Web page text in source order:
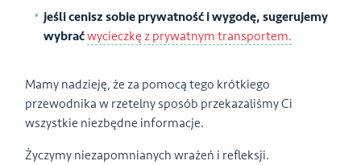
jeśli cenisz sobie prywatność i wygodę, sugerujemy
wybraćwycieczkę z prywatnym transportem.
Mamy nadzieję, że za pomocą tego krótkiego
przewodnika w rzetelny sposób przekazaliśmy Ci
wszystkie niezbędne informacje.
Życzymy niezapomnianych wrażeń i refleksji.